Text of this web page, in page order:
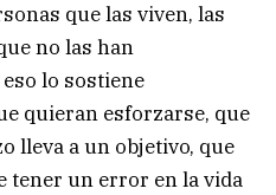
que las viven, las
no las han
lo sostiene
quieran esforzarse, que
lleva a un objetivo, que
tener un error en la vida